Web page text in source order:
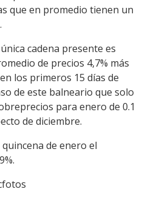
que en promedio tienen un
cadena presente es
de precios 4,7% más
los primeros 15 días de
de este balneario que solo
para enero de 0.1
de diciembre.
de enero el